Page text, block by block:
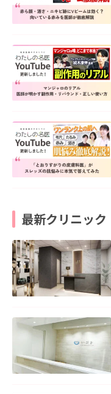
最新クリニック